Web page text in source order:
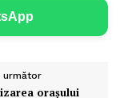
următor
orașului